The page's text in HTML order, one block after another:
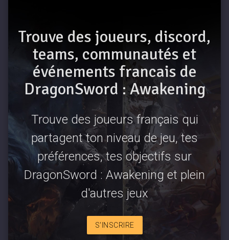
Trouve des joueurs, discord,
teams, communautés et
événements francais de
DragonSword : Awakening
Trouve des joueurs français qui
partagent ton niveau de jeu, tes
préférences, tes objectifs sur
DragonSword : Awakening et plein
d'autres jeux
S'INSCRIRE